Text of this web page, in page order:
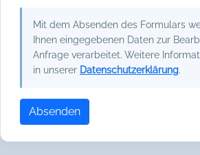
Mit dem Absenden des Formulars
Ihnen eingegebenen Daten zur
Anfrage verarbeitet. Weitere
in unserer Datenschutzerklärung.
Absenden